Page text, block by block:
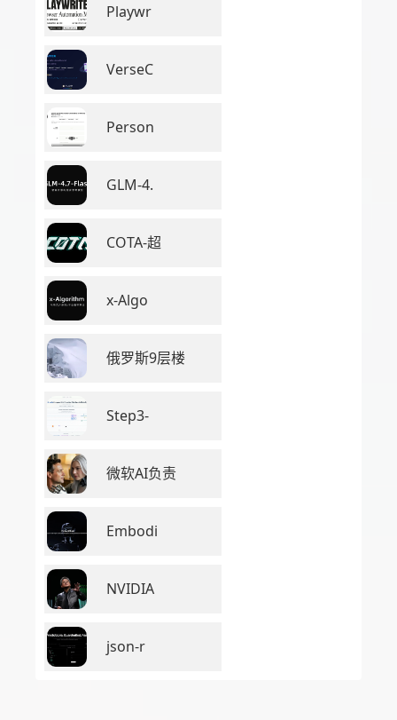
Playwr
VerseC
Person
GLM-4.
COTA-超
x-Algo
俄罗斯9层楼
Step3-
微软AI负责
Embodi
NVIDIA
json-r